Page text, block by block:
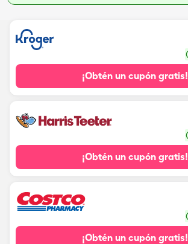
¡Obtén un cupón gratis!
¡Obtén un cupón gratis!
¡Obtén un cupón gratis!